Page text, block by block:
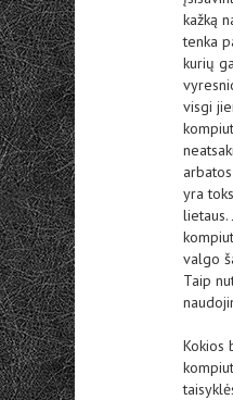
kažką
tenka
kurių
visgi
yra
lietaus.
valgo
Taip
Kokios